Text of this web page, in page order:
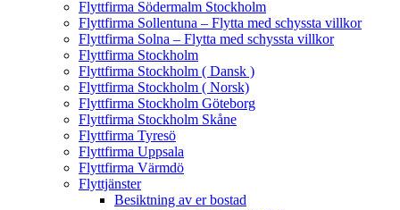
Flyttfirma Södermalm Stockholm
Flyttfirma Sollentuna – Flytta med schyssta villkor
Flyttfirma Solna – Flytta med schyssta villkor
Flyttfirma Stockholm
Flyttfirma Stockholm ( Dansk )
Flyttfirma Stockholm ( Norsk)
Flyttfirma Stockholm Göteborg
Flyttfirma Stockholm Skåne
Flyttfirma Tyresö
Flyttfirma Uppsala
Flyttfirma Värmdö
Flyttjänster
Besiktning av er bostad